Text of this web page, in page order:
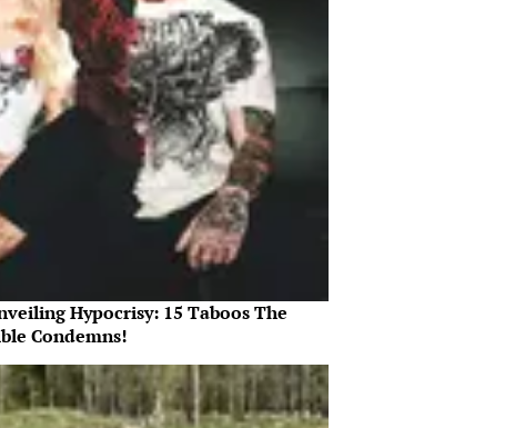
Hypocrisy: 15 Taboos The
Condemns!